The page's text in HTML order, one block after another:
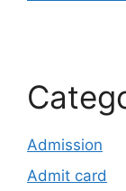
Admission
Admit card